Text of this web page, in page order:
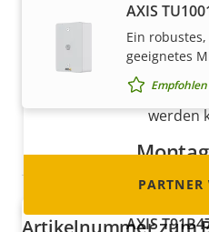
AXIS
Ein
geeignetes
AXIS
Sind Sie
Systemintegrator
Partner sind in fast
ansässig. Erfahren Sie,
werden
PARTNER